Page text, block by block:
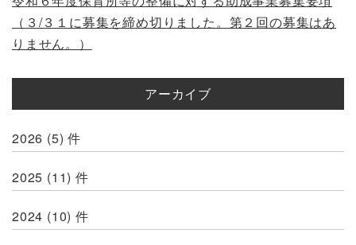
（３/３１に募集を締め切りました。第２回の募集はあ
りません。）
アーカイブ
2026 (5) 件
2025 (11) 件
2024 (10) 件